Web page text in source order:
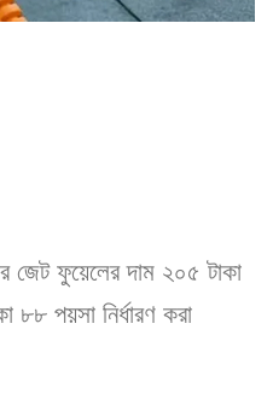
জেট ফুয়েলের দাম ২০৫ টাকা
৮৮ পয়সা নির্ধারণ করা